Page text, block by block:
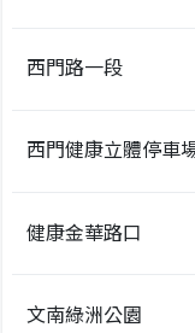
西門路一段
西門健康立體停車
健康金華路口
文南綠洲公園